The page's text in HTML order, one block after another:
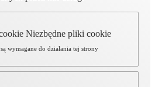
Niezbędne pliki cookie
wymagane do działania tej strony